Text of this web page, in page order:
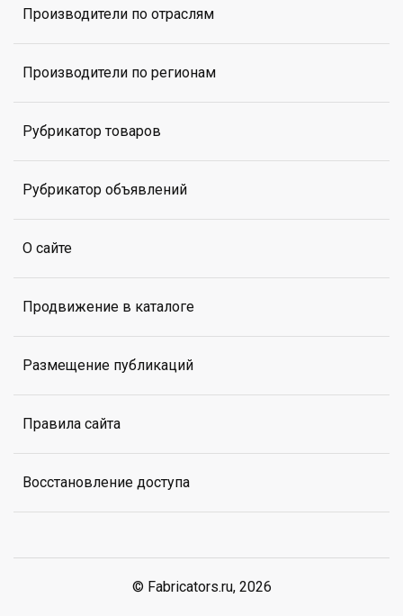
Производители по отраслям
Производители по регионам
Рубрикатор товаров
Рубрикатор объявлений
О сайте
Продвижение в каталоге
Размещение публикаций
Правила сайта
Восстановление доступа
© Fabricators.ru, 2026